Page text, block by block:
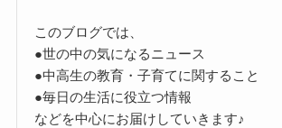
このブログでは、
●世の中の気になるニュース
●中高生の教育・子育てに関すること
●毎日の生活に役立つ情報
などを中心にお届けしていきます♪